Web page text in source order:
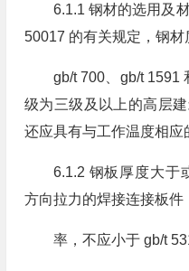
6.1.1 钢材的选用及
50017 的有关规定，钢材
gb/t 700、gb/t 1591
级为三级及以上的高层
还应具有与工作温度相应
6.1.2 钢板厚度大于
方向拉力的焊接连接板
率，不应小于 gb/t